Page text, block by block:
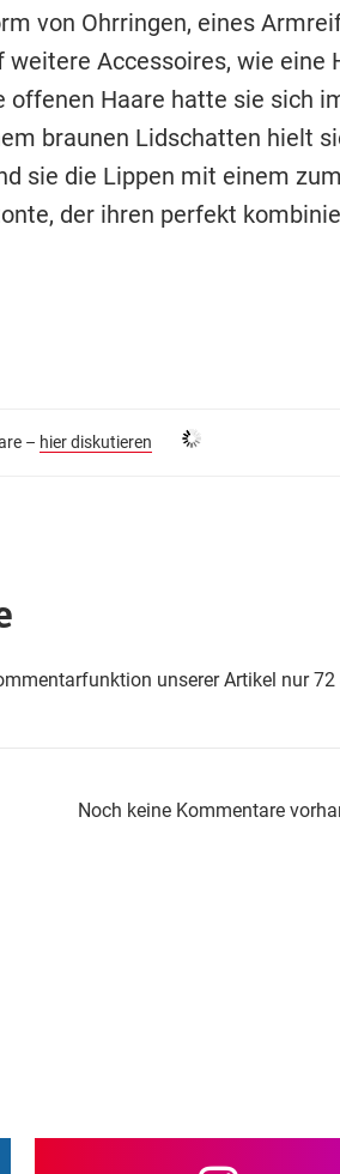
von Ohrringen, eines
weitere Accessoires, wie eine
offenen Haare hatte sie sich
braunen Lidschatten hielt
sie die Lippen mit einem
der ihren perfekt
– hier diskutieren
unserer Artikel nur
Noch keine Kommentare